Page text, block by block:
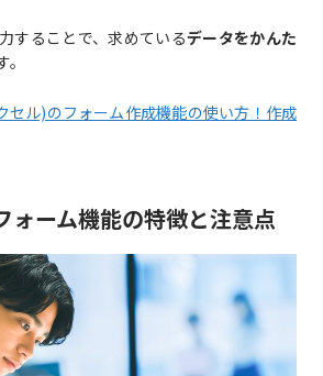
することで、求めているデータをかんた
セル)のフォーム作成機能の使い方！作成
ォーム機能の特徴と注意点